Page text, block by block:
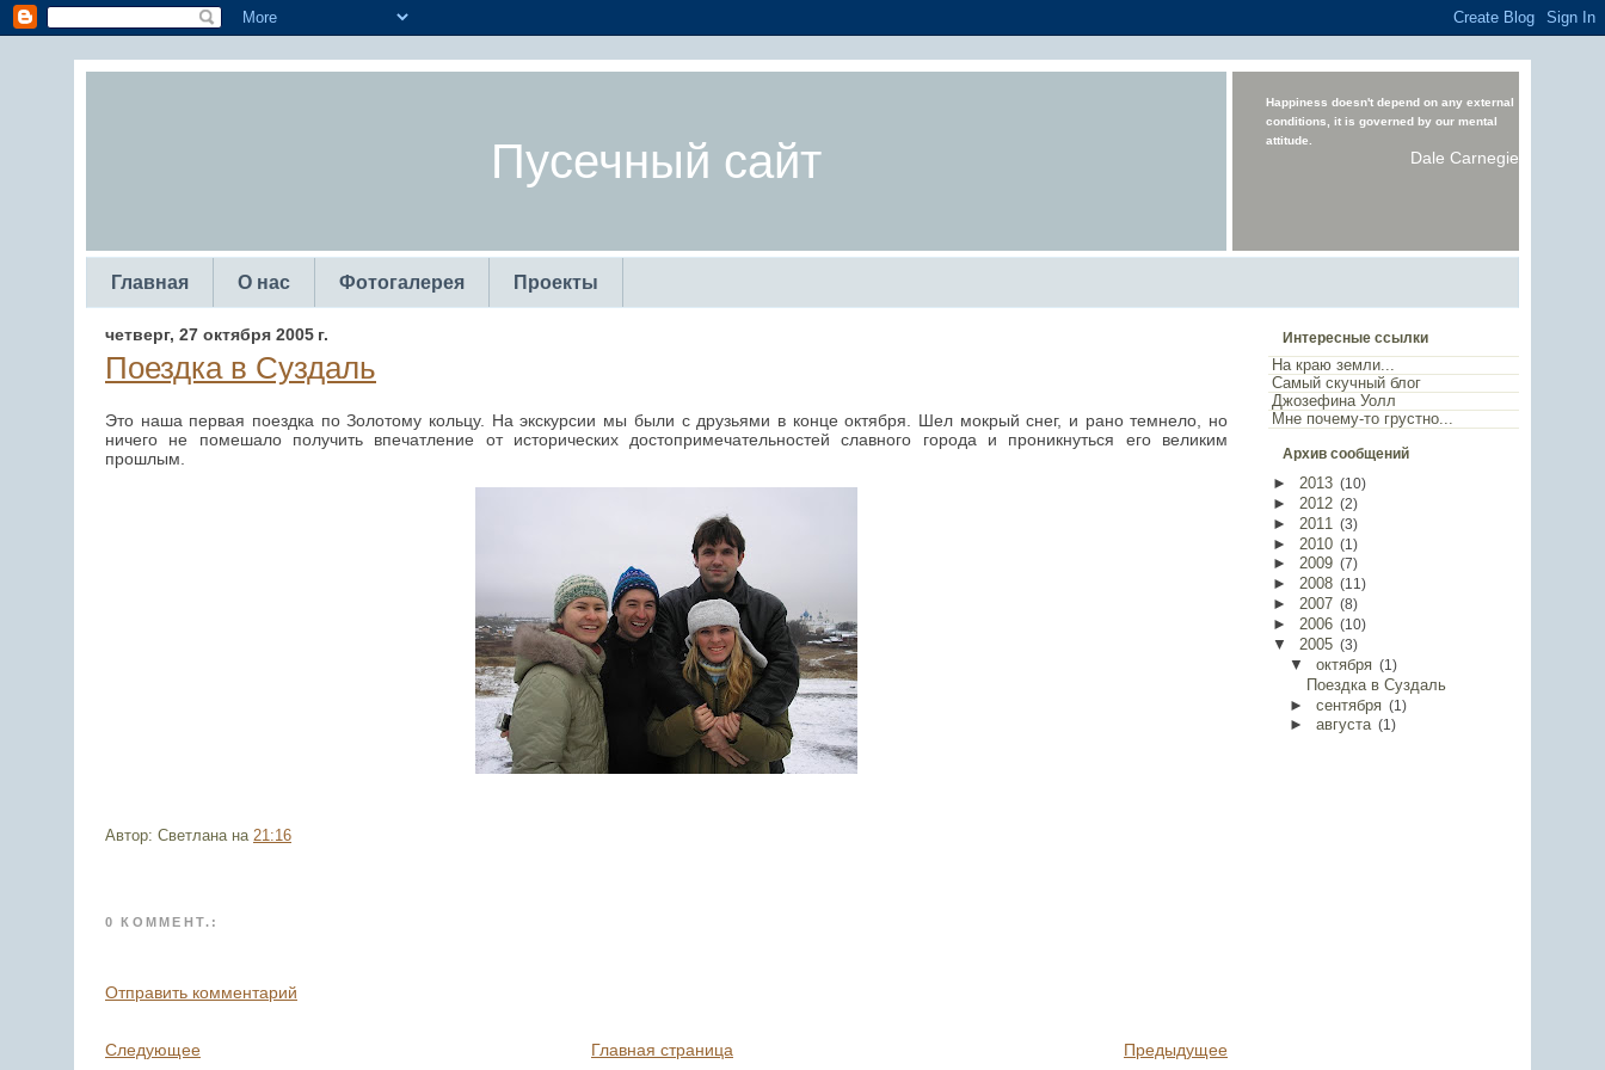
Пусечный сайт
Happiness doesn't depend on any external
conditions, it is governed by our mental
attitude.
Dale Carnegie
Главная О нас Фотогалерея Проекты
четверг, 27 октября 2005 г.
Поездка в Суздаль
Это наша первая поездка по Золотому кольцу. На экскурсии мы были с друзьями в конце октября. Шел мокрый снег, и рано темнело, но
ничего не помешало получить впечатление от исторических достопримечательностей славного города и проникнуться его великим
прошлым.
Автор: Светлана на 21:16
0 КОММЕНТ.:
Отправить комментарий
Следующее Предыдущее
Главная страница
Интересные ссылки
На краю земли...
Самый скучный блог
Джозефина Уолл
Мне почему-то грустно...
Архив сообщений
► 2013 (10)
► 2012 (2)
► 2011 (3)
► 2010 (1 )
► 2009 ( 7)
► 2008 (11 )
► 2007 (8)
► 2006 (10)
▼ 2005 (3)
▼ октября (1 )
Поездка в Суздаль
►
сентября (1 )
► августа (1 )